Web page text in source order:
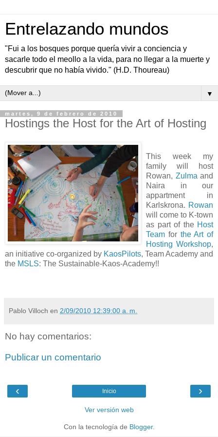
Entrelazando mundos
"Fui a los bosques porque quería vivir a conciencia y
sacarle todo el meollo a la vida, para no llegar a la muerte y
descubrir que no había vivido." (H.D. Thoureau)
▼
martes, 9 de febrero de 2010
Hostings the Host for the Art of Hosting
This week my
family will host
Rowan, Zulma and
Naira in our
appartment in
Karlskrona. Rowan
will come to K-town
as part of the Host
Team for the Art of
Hosting Workshop,
an initiative co-organized by KaosPilots, Team Academy and
the MSLS: The Sustainable-Kaos-Academy!!
Pablo Villoch en 2/09/2010 12:39:00 a. m.
No hay comentarios:
Publicar un comentario
‹ ›
Inicio
Ver versión web
Con la tecnología de Blogger.